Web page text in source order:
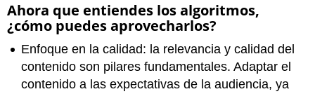
Ahora que entiendes los algoritmos,
¿cómo puedes aprovecharlos?
Enfoque en la calidad: la relevancia y calidad del
contenido son pilares fundamentales. Adaptar el
contenido a las expectativas de la audiencia, ya